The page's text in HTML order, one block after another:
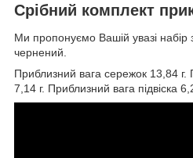
Срібний комплект
Ми пропонуємо Вашій увазі набір
чернений.
Приблизний вага сережок 13,84 г.
7,14 г. Приблизний вага підвіска